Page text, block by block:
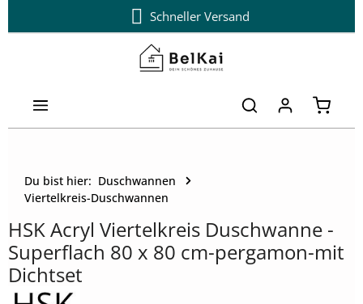
Zum Hauptinhalt springenSchneller Versand
14 Tage kostenloser Umtausch
Du bist hier: Duschwannen
Viertelkreis-Duschwannen
HSK Acryl Viertelkreis Duschwanne -
Superflach 80 x 80 cm-pergamon-mit
Dichtset